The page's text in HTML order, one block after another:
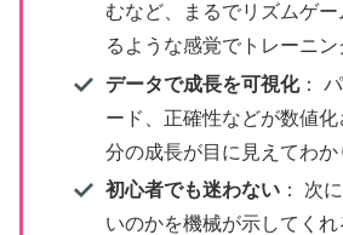
むなど、まるでリズムゲ
るような感覚でトレーニン
データで成長を可視化：
ード、正確性などが数値
分の成長が目に見えてわか
初心者でも迷わない： 次
いのかを機械が示してく